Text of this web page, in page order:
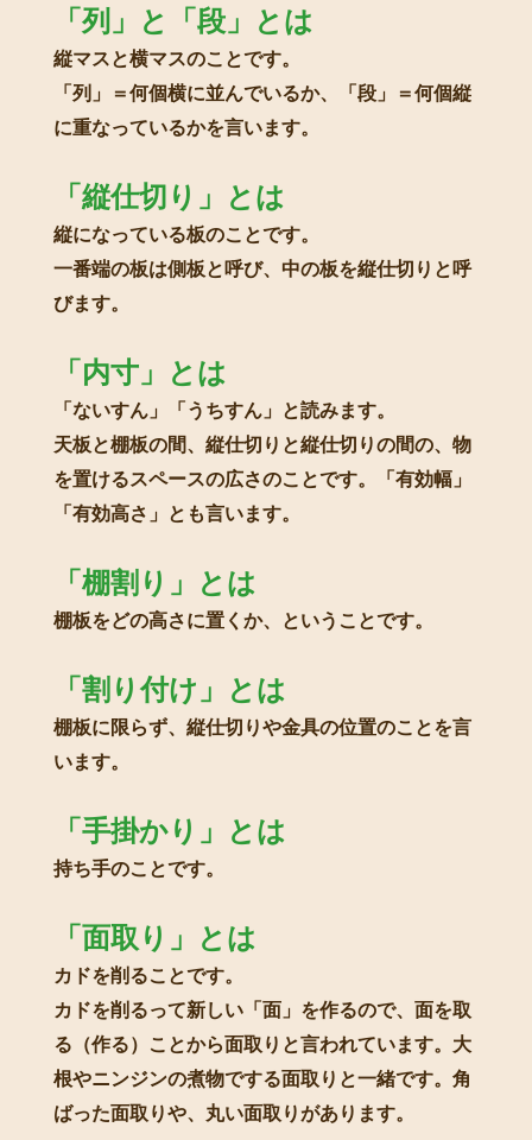
「列」と「段」とは
縦マスと横マスのことです。
「列」＝何個横に並んでいるか、「段」＝何個縦
に重なっているかを言います。
「縦仕切り」とは
縦になっている板のことです。
一番端の板は側板と呼び、中の板を縦仕切りと呼
びます。
「内寸」とは
「ないすん」「うちすん」と読みます。
天板と棚板の間、縦仕切りと縦仕切りの間の、物
を置けるスペースの広さのことです。「有効幅」
「有効高さ」とも言います。
「棚割り」とは
棚板をどの高さに置くか、ということです。
「割り付け」とは
棚板に限らず、縦仕切りや金具の位置のことを言
います。
「手掛かり」とは
持ち手のことです。
「面取り」とは
カドを削ることです。
カドを削るって新しい「面」を作るので、面を取
る（作る）ことから面取りと言われています。大
根やニンジンの煮物でする面取りと一緒です。角
ばった面取りや、丸い面取りがあります。